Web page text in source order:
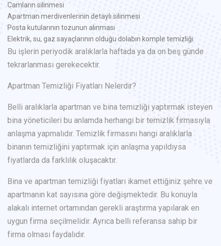
Camların silinmesi
Apartman merdivenlerinin detaylı silinmesi
Posta kutularının tozunun alınması
Elektrik, su, gaz sayaçlarının olduğu dolabın komple temizliği
Bu işlerin periyodik aralıklarla haftada ya da on beş günde
tekrarlanması gerekecektir.
Apartman Temizliği Fiyatları Nelerdir?
Belli aralıklarla apartman ve bina temizliği yaptırmak isteyen
bina yöneticileri bu anlamda herhangi bir temizlik firmasıyla
anlaşma yapmalıdır. Temizlik firmasını hangi aralıklarla
binanın temizliğini yaptırmak için anlaşma yapıldıysa
fiyatlarda da farklılık oluşacaktır.
Bina ve apartman temizliği fiyatları ikamet ettiğiniz şehre ve
apartmanın kat sayısına göre değişmektedir. Bu konuyla
alakalı internet ortamından gerekli araştırma yapılarak en
uygun firma seçilmelidir. Ayrıca belli referansa sahip bir
firma olması faydalıdır.